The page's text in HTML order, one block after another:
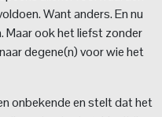
Want anders. En nu
Maar ook het liefst zonder
degene(n) voor wie het
onbekende en stelt dat het